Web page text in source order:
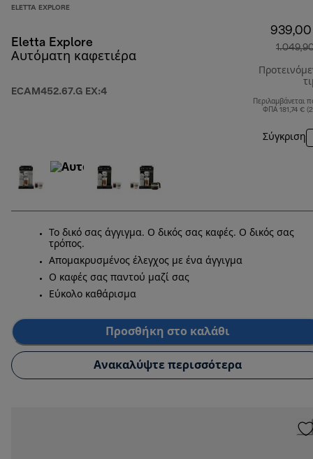
ELETTA EXPLORE
Eletta Explore
Αυτόματη καφετιέρα
ECAM452.67.G EX:4
Περιλαμβάνεται
ΦΠΑ 181,74 €
Σύγκριση
Το δικό σας άγγιγμα. Ο δικός σας καφές. Ο δικός σας
τρόπος.
Απομακρυσμένος έλεγχος με ένα άγγιγμα
Ο καφές σας παντού μαζί σας
Εύκολο καθάρισμα
Προσθήκη στο καλάθι
Ανακαλύψτε περισσότερα